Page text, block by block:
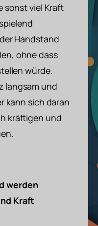
sonst viel Kraft
Handstand
ohne dass
würde.
langsam und
kann sich daran
kräftigen und
werden
Kraft